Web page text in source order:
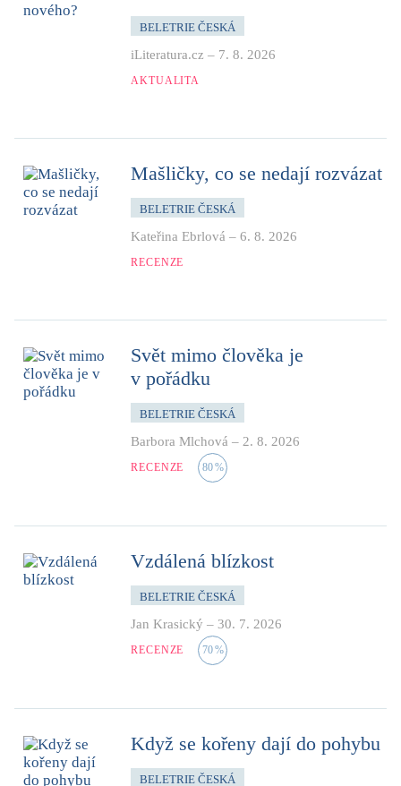
BELETRIE ČESKÁ
iLiteratura.cz – 7. 8. 2026
AKTUALITA
Mašličky, co se nedají rozvázat
BELETRIE ČESKÁ
Kateřina Ebrlová – 6. 8. 2026
RECENZE
Svět mimo člověka je
v pořádku
BELETRIE ČESKÁ
Barbora Mlchová – 2. 8. 2026
RECENZE 80%
Vzdálená blízkost
BELETRIE ČESKÁ
Jan Krasický – 30. 7. 2026
RECENZE 70%
Když se kořeny dají do pohybu
BELETRIE ČESKÁ